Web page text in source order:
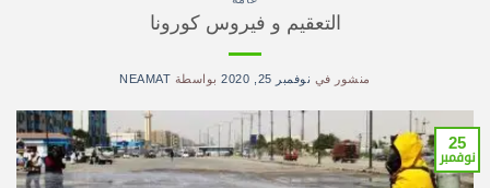
التعقيم و فيروس كورونا
منشور في نوفمبر 25, 2020 بواسطة NEAMAT
25
نوفمبر